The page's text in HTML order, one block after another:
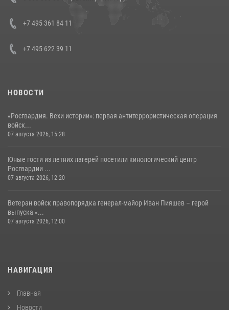
+7 495 361 84 11
+7 495 622 39 11
НОВОСТИ
«Росгвардия. Вехи истории»: первая антитеррористическая операция
войск...
07 августа 2026, 15:28
Юные гости из летних лагерей посетили кинологический центр
Росгвардии ...
07 августа 2026, 12:20
Ветеран войск правопорядка генерал-майор Иван Пияшев – герой
выпуска «...
07 августа 2026, 12:00
НАВИГАЦИЯ
Главная
Новости